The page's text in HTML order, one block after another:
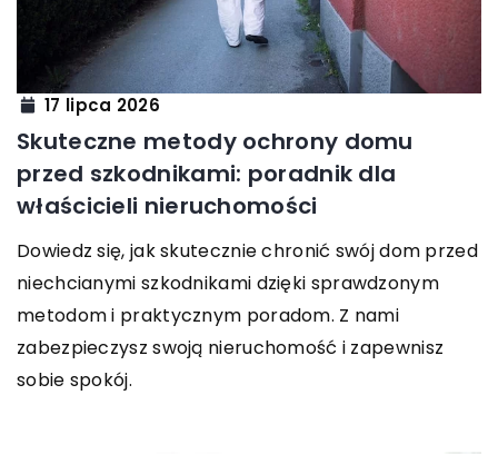
17 lipca 2026
Skuteczne metody ochrony domu
przed szkodnikami: poradnik dla
właścicieli nieruchomości
Dowiedz się, jak skutecznie chronić swój dom przed
niechcianymi szkodnikami dzięki sprawdzonym
metodom i praktycznym poradom. Z nami
zabezpieczysz swoją nieruchomość i zapewnisz
sobie spokój.